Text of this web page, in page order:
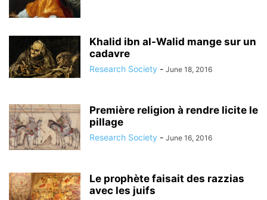
Khalid ibn al-Walid mange sur un
cadavre
Research Society - June 18, 2016
Première religion à rendre licite le
pillage
Research Society - June 16, 2016
Le prophète faisait des razzias
avec les juifs